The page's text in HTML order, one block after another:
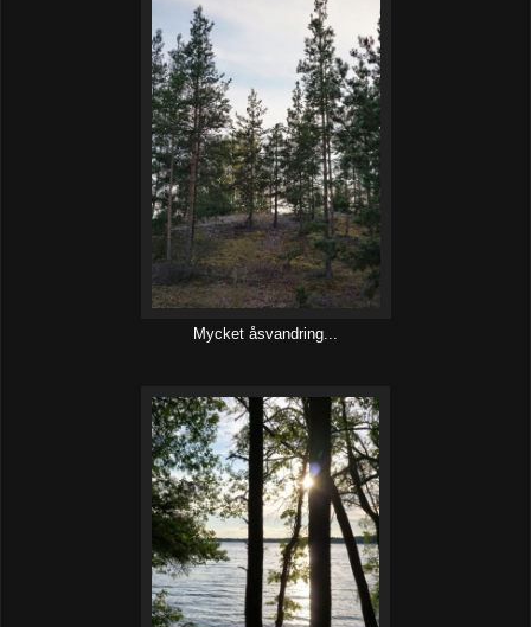
Mycket åsvandring...